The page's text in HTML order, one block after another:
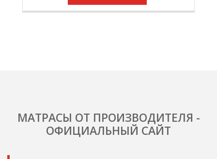
МАТРАСЫ ОТ ПРОИЗВОДИТЕЛЯ -
ОФИЦИАЛЬНЫЙ САЙТ